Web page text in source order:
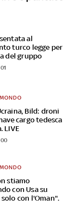
al
turco legge per
del gruppo
Bild: droni
cargo tedesca
LIVE
MONDO
stiamo
con Usa su
con l'Oman".
MONDO